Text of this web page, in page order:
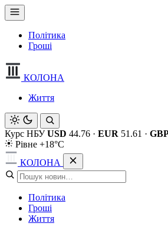
Політика
Гроші
КОЛОНА
Життя
Курс НБУ USD 44.76 · EUR 51.61 ·
Рівне +18°C
КОЛОНА
Політика
Гроші
Життя